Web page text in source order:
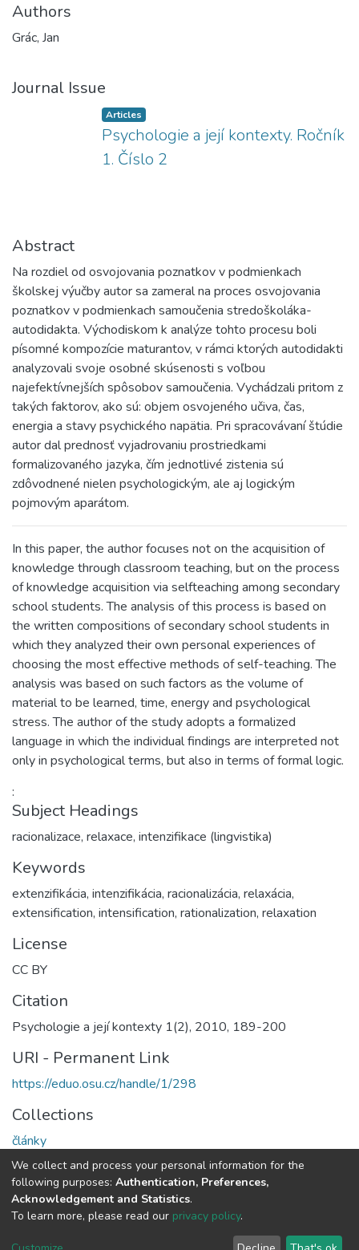
Authors
Grác, Jan
Journal Issue
Articles
Psychologie a její kontexty. Ročník
1. Číslo 2
Abstract
Na rozdiel od osvojovania poznatkov v podmienkach
školskej výučby autor sa zameral na proces osvojovania
poznatkov v podmienkach samoučenia stredoškoláka-
autodidakta. Východiskom k analýze tohto procesu boli
písomné kompozície maturantov, v rámci ktorých autodidakti
analyzovali svoje osobné skúsenosti s voľbou
najefektívnejších spôsobov samoučenia. Vychádzali pritom z
takých faktorov, ako sú: objem osvojeného učiva, čas,
energia a stavy psychického napätia. Pri spracovávaní štúdie
autor dal prednosť vyjadrovaniu prostriedkami
formalizovaného jazyka, čím jednotlivé zistenia sú
zdôvodnené nielen psychologickým, ale aj logickým
pojmovým aparátom.
In this paper, the author focuses not on the acquisition of
knowledge through classroom teaching, but on the process
of knowledge acquisition via selfteaching among secondary
school students. The analysis of this process is based on
the written compositions of secondary school students in
which they analyzed their own personal experiences of
choosing the most effective methods of self-teaching. The
analysis was based on such factors as the volume of
material to be learned, time, energy and psychological
stress. The author of the study adopts a formalized
language in which the individual findings are interpreted not
only in psychological terms, but also in terms of formal logic.
:
Subject Headings
racionalizace, relaxace, intenzifikace (lingvistika)
Keywords
extenzifikácia, intenzifikácia, racionalizácia, relaxácia,
extensification, intensification, rationalization, relaxation
License
CC BY
Citation
Psychologie a její kontexty 1(2), 2010, 189-200
URI - Permanent Link
https://eduo.osu.cz/handle/1/298
Collections
články
Full item page
DSpace software copyright © 2002-2026
Cookie Statistics Send
We collect and process your personal information for the
following purposes: Authentication, Preferences,
Acknowledgement and Statistics.
To learn more, please read our privacy policy.